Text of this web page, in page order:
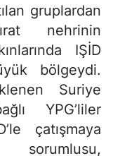
gruplardan
nehrinin
IŞİD
bölgeydi.
Suriye
YPG’liler
çatışmaya